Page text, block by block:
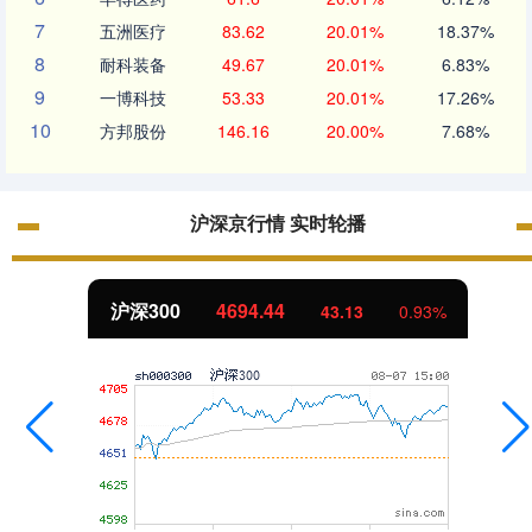
7 五洲医疗 83.62 20.01% 18.37%
8 耐科装备 49.67 20.01% 6.83%
9 一博科技 53.33 20.01% 17.26%
10 方邦股份 146.16 20.00% 7.68%
沪深京行情 实时轮播
沪深300 4694.44 43.13 0.93%